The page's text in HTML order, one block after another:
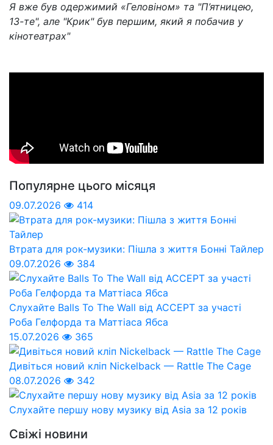
Я вже був одержимий «Геловіном» та "П’ятницею,
13-те", але "Крик" був першим, який я побачив у
кінотеатрах"
Популярне цього місяця
09.07.2026 414
Втрата для рок-музики: Пішла з життя Бонні Тайлер
09.07.2026
384
Слухайте Balls To The Wall від ACCEPT за участі
Роба Гелфорда та Маттіаса Ябса
15.07.2026
365
Дивіться новий кліп Nickelback — Rattle The Cage
08.07.2026
342
Слухайте першу нову музику від Asia за 12 років
Свіжі новини